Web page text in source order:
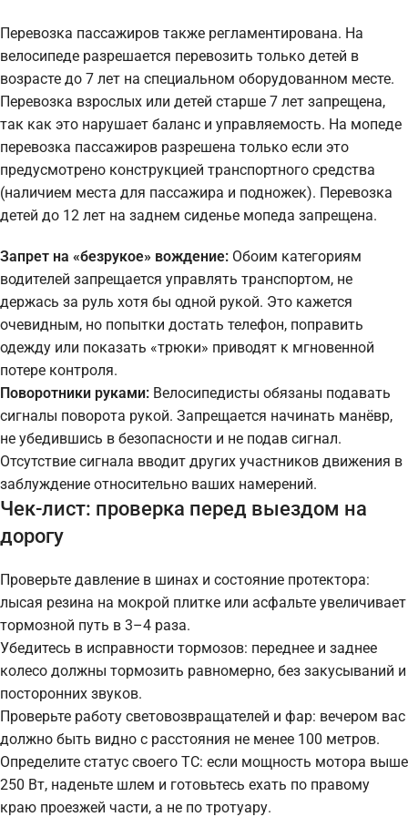
Перевозка пассажиров также регламентирована. На
велосипеде разрешается перевозить только детей в
возрасте до 7 лет на специальном оборудованном месте.
Перевозка взрослых или детей старше 7 лет запрещена,
так как это нарушает баланс и управляемость. На мопеде
перевозка пассажиров разрешена только если это
предусмотрено конструкцией транспортного средства
(наличием места для пассажира и подножек). Перевозка
детей до 12 лет на заднем сиденье мопеда запрещена.
Запрет на «безрукое» вождение: Обоим категориям
водителей запрещается управлять транспортом, не
держась за руль хотя бы одной рукой. Это кажется
очевидным, но попытки достать телефон, поправить
одежду или показать «трюки» приводят к мгновенной
потере контроля.
Поворотники руками: Велосипедисты обязаны подавать
сигналы поворота рукой. Запрещается начинать манёвр,
не убедившись в безопасности и не подав сигнал.
Отсутствие сигнала вводит других участников движения в
заблуждение относительно ваших намерений.
Чек-лист: проверка перед выездом на
дорогу
Проверьте давление в шинах и состояние протектора:
лысая резина на мокрой плитке или асфальте увеличивает
тормозной путь в 3–4 раза.
Убедитесь в исправности тормозов: переднее и заднее
колесо должны тормозить равномерно, без закусываний и
посторонних звуков.
Проверьте работу световозвращателей и фар: вечером вас
должно быть видно с расстояния не менее 100 метров.
Определите статус своего ТС: если мощность мотора выше
250 Вт, наденьте шлем и готовьтесь ехать по правому
краю проезжей части, а не по тротуару.